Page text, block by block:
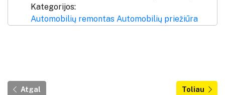
Kategorijos:
Automobilių remontas Automobilių priežiūra
Atgal Toliau